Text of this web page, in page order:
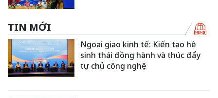
TIN MỚI
Ngoại giao kinh tế: Kiến tạo hệ
sinh thái đồng hành và thúc đẩy
tự chủ công nghệ